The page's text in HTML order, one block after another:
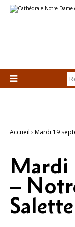
au
personnels

Accueil › Mardi 19
Mardi
–
Salette